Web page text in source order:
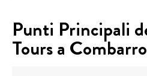
Punti Principali
Tours a Combarro